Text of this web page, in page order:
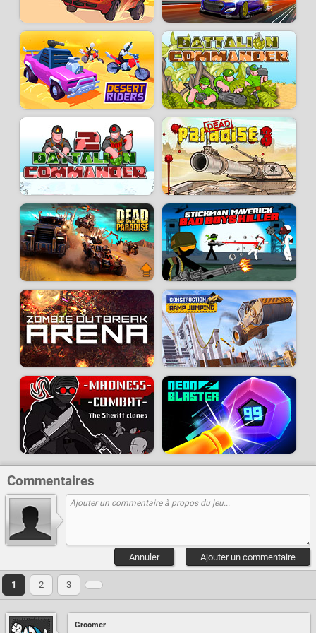
Commentaires
Ajouter un commentaire
Annuler
1 2 3
Groomer